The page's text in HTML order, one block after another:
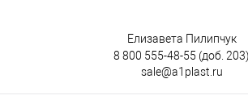
Елизавета Пилипчук
8 800 555-48-55 (доб. 203)
sale@a1plast.ru